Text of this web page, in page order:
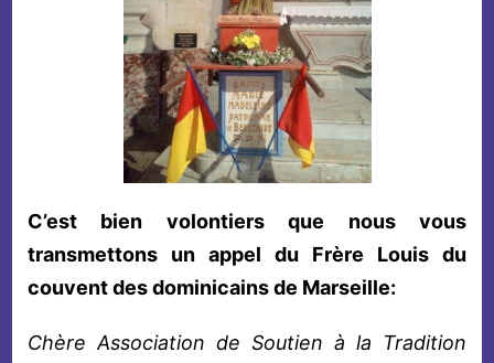
C’est bien volontiers que nous vous
transmettons un appel du Frère Louis du
couvent des dominicains de Marseille:
Chère Association de Soutien à la Tradition